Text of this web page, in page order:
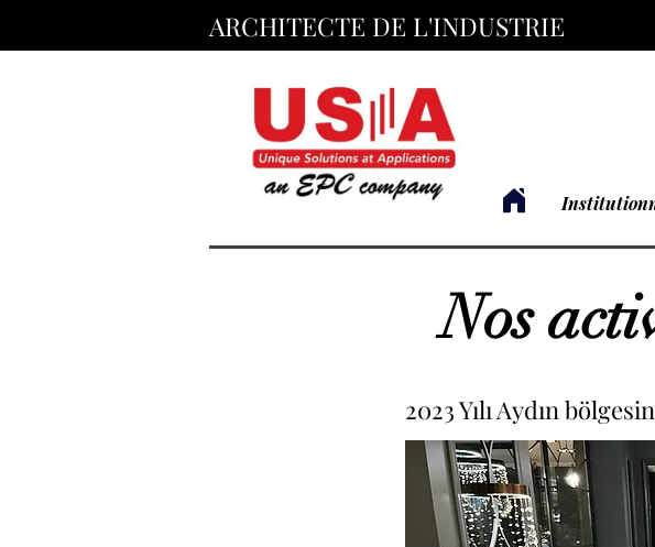
ARCHITECTE DE L'INDUSTRIE
Nos
2023 Yılı Aydın